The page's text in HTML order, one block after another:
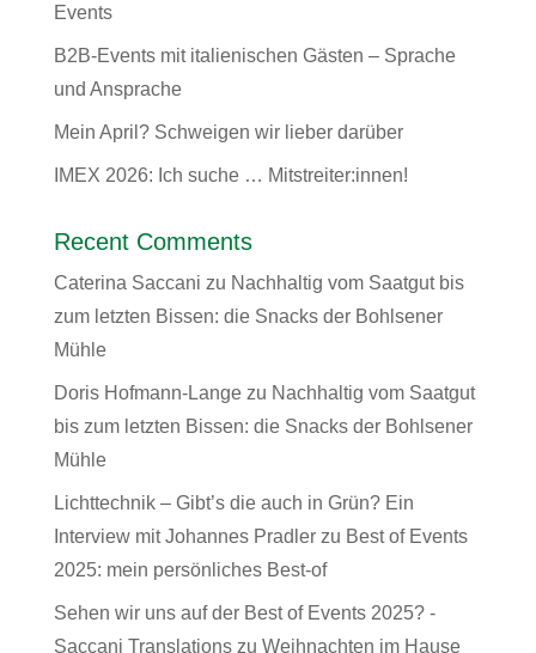
Events
B2B-Events mit italienischen Gästen – Sprache
und Ansprache
Mein April? Schweigen wir lieber darüber
IMEX 2026: Ich suche … Mitstreiter:innen!
Recent Comments
Caterina Saccani zu Nachhaltig vom Saatgut bis
zum letzten Bissen: die Snacks der Bohlsener
Mühle
Doris Hofmann-Langezu Nachhaltig vom Saatgut
bis zum letzten Bissen: die Snacks der Bohlsener
Mühle
Lichttechnik – Gibt’s die auch in Grün? Ein
Interview mit Johannes Pradlerzu Best of Events
2025: mein persönliches Best-of
Sehen wir uns auf der Best of Events 2025? -
Saccani Translationszu Weihnachten im Hause